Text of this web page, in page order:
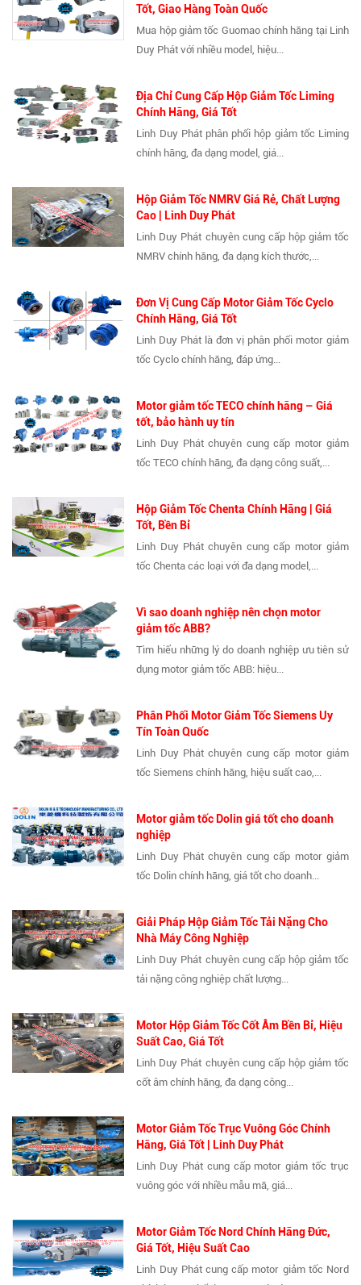
Tốt, Giao Hàng Toàn Quốc
Mua hộp giảm tốc Guomao chính hãng tại Linh
Duy Phát với nhiều model, hiệu...
Địa Chỉ Cung Cấp Hộp Giảm Tốc Liming
Chính Hãng, Giá Tốt
Linh Duy Phát phân phối hộp giảm tốc Liming
chính hãng, đa dạng model, giá...
Hộp Giảm Tốc NMRV Giá Rẻ, Chất Lượng
Cao | Linh Duy Phát
Linh Duy Phát chuyên cung cấp hộp giảm tốc
NMRV chính hãng, đa dạng kích thước,...
Đơn Vị Cung Cấp Motor Giảm Tốc Cyclo
Chính Hãng, Giá Tốt
Linh Duy Phát là đơn vị phân phối motor giảm
tốc Cyclo chính hãng, đáp ứng...
Motor giảm tốc TECO chính hãng – Giá
tốt, bảo hành uy tín
Linh Duy Phát chuyên cung cấp motor giảm
tốc TECO chính hãng, đa dạng công suất,...
Hộp Giảm Tốc Chenta Chính Hãng | Giá
Tốt, Bền Bỉ
Linh Duy Phát chuyên cung cấp motor giảm
tốc Chenta các loại với đa dạng model,...
Vì sao doanh nghiệp nên chọn motor
giảm tốc ABB?
Tìm hiểu những lý do doanh nghiệp ưu tiên sử
dụng motor giảm tốc ABB: hiệu...
Phân Phối Motor Giảm Tốc Siemens Uy
Tín Toàn Quốc
Linh Duy Phát chuyên cung cấp motor giảm
tốc Siemens chính hãng, hiệu suất cao,...
Motor giảm tốc Dolin giá tốt cho doanh
nghiệp
Linh Duy Phát chuyên cung cấp motor giảm
tốc Dolin chính hãng, giá tốt cho doanh...
Giải Pháp Hộp Giảm Tốc Tải Nặng Cho
Nhà Máy Công Nghiệp
Linh Duy Phát chuyên cung cấp hộp giảm tốc
tải nặng công nghiệp chất lượng...
Motor Hộp Giảm Tốc Cốt Âm Bền Bỉ, Hiệu
Suất Cao, Giá Tốt
Linh Duy Phát chuyên cung cấp hộp giảm tốc
cốt âm chính hãng, đa dạng công...
Motor Giảm Tốc Trục Vuông Góc Chính
Hãng, Giá Tốt | Linh Duy Phát
Linh Duy Phát cung cấp motor giảm tốc trục
vuông góc với nhiều mẫu mã, giá...
Motor Giảm Tốc Nord Chính Hãng Đức,
Giá Tốt, Hiệu Suất Cao
Linh Duy Phát cung cấp motor giảm tốc Nord